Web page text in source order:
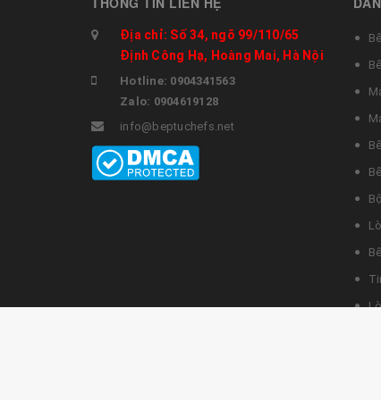
Địa chỉ: Số 34, ngõ 99/110/65
Định Công Hạ, Hoàng Mai, Hà Nội
Hotline: 0904341563
Zalo: 0904619128
info@beptuchefs.net